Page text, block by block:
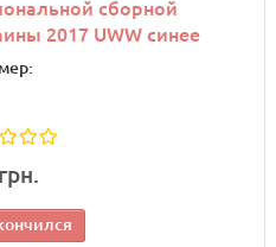
сборной
2017 UWW синее